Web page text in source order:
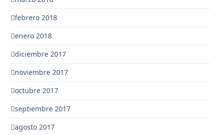
febrero 2018
enero 2018
diciembre 2017
noviembre 2017
octubre 2017
septiembre 2017
agosto 2017